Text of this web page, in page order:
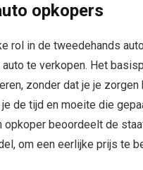
opkopers
rol in de tweedehands
te verkopen. Het
zonder dat je je
de tijd en moeite die
opkoper beoordeelt de
om een eerlijke prijs te